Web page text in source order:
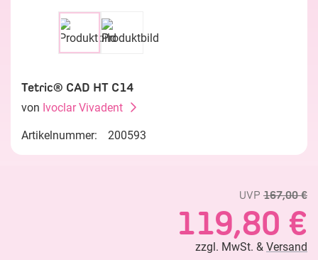
Tetric® CAD HT C14
von Ivoclar Vivadent
Artikelnummer: 200593
UVP 167,00 €
119,80 €
zzgl. MwSt. & Versand